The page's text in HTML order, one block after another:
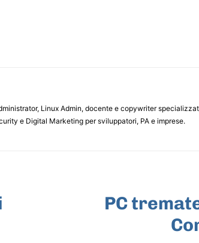
Linux Admin, docente e copywriter
e Digital Marketing per sviluppatori, PA e imprese.
PC